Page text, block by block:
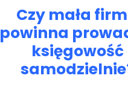
Czy mała
powinna
księgowość